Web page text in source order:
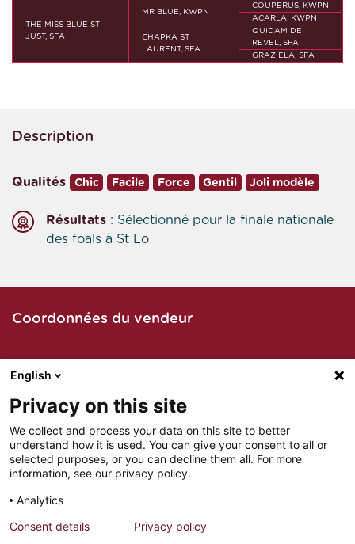
THE MISS BLUE ST
JUST, SFA
MR BLUE, KWPN
COUPERUS, KWPN
ACARLA, KWPN
CHAPKA ST
LAURENT, SFA
QUIDAM DE
REVEL, SFA
GRAZIELA, SFA
Description
Qualités Chic Facile Force Gentil Joli modèle
Résultats : Sélectionné pour la finale nationale
des foals à St Lo
Coordonnées du vendeur
Contacter le vendeur par mail
MENTIONS LÉGALES
English
Privacy on this site
We collect and process your data on this site to better
understand how it is used. You can give your consent to all or
selected purposes, or you can decline them all. For more
information, see our privacy policy.
Analytics
Consent details
Privacy policy